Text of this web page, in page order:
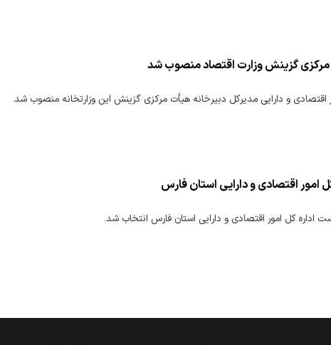
مرکزی گزینش وزارت اقتصاد منصوب شد
و دارایی مدیرکل دبیرخانه هیأت مرکزی گزینش این وزارتخانه منصوب شد.
امور اقتصادی و دارایی استان فارس
اداره کل امور اقتصادی و دارایی استان فارس انتخاب شد.